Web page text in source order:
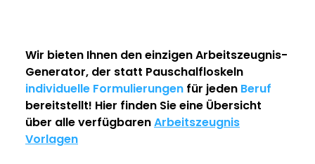
Wir bieten Ihnen den einzigenArbeitszeugnis-
Generator, der statt Pauschalfloskeln
individuelle Formulierungen für jeden Beruf
bereitstellt! Hier finden Sie eine Übersicht
über alle verfügbarenArbeitszeugnis
Vorlagen